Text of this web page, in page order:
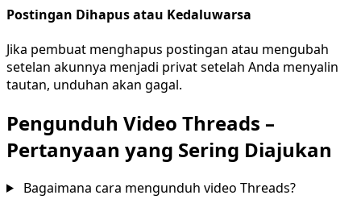
Postingan Dihapus atau Kedaluwarsa
Jika pembuat menghapus postingan atau mengubah
setelan akunnya menjadi privat setelah Anda menyalin
tautan, unduhan akan gagal.
Pengunduh Video Threads –
Pertanyaan yang Sering Diajukan
Bagaimana cara mengunduh video Threads?